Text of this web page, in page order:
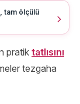
tam ölçülü
pratik tatlısını
tezgaha